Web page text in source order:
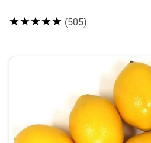
★★★★★ (505)